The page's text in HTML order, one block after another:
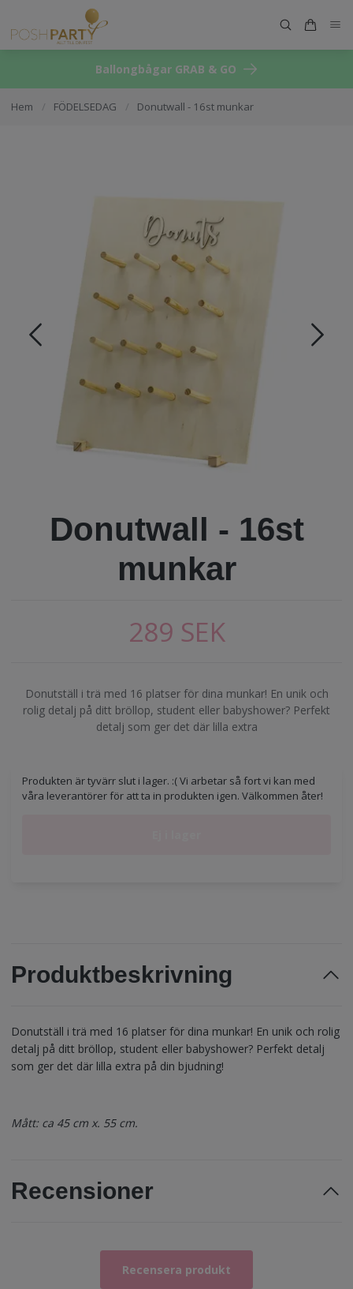
Ballongbågar GRAB & GO
Hem / FÖDELSEDAG / Donutwall - 16st munkar
Donutwall - 16st
munkar
289 SEK
Donutställ i trä med 16 platser för dina munkar! En unik och
rolig detalj på ditt bröllop, student eller babyshower? Perfekt
detalj som ger det där lilla extra
Produkten är tyvärr slut i lager. :( Vi arbetar så fort vi kan med
våra leverantörer för att ta in produkten igen. Välkommen åter!
Produktbeskrivning
Donutställ i trä med 16 platser för dina munkar! En unik och rolig
detalj på ditt bröllop, student eller babyshower? Perfekt detalj
som ger det där lilla extra på din bjudning!
Mått: ca 45 cm x. 55 cm.
Recensioner
Recensera produkt